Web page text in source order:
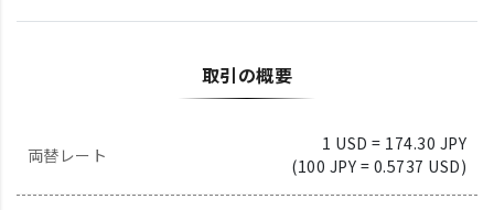
取引の概要
両替レート
1 USD = 174.30 JPY
(100 JPY = 0.5737 USD)